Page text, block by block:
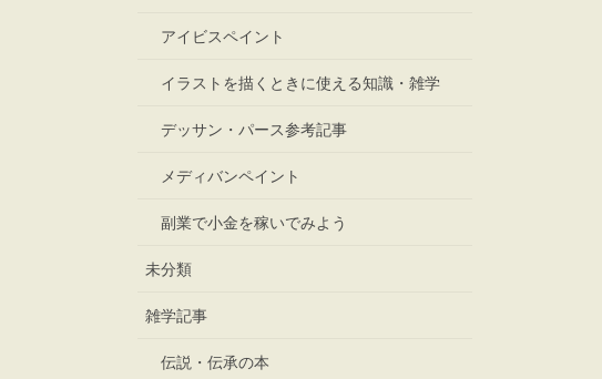
アイビスペイント
イラストを描くときに使える知識・雑学
デッサン・パース参考記事
メディバンペイント
副業で小金を稼いでみよう
未分類
雑学記事
伝説・伝承の本